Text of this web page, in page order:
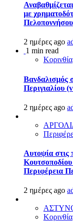
με
Πελοποννήσου
2 ημέρες ago
1 min read
Κορινθία
Βανδαλισμός
Περιγιαλίου
2 ημέρες ago
Αυτοψία στις
Περιφέρεια
2 ημέρες ago
Κορινθία